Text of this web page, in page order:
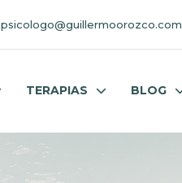
psicologo@guillermoorozco.com
TERAPIAS BLOG